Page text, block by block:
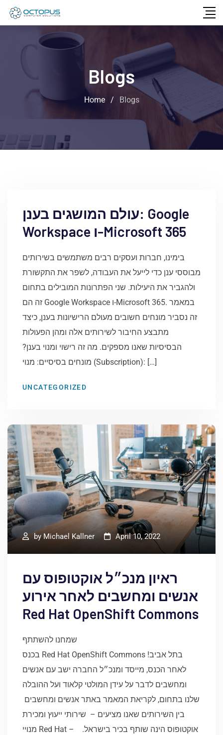
Blogs
Home / Blogs
עולם המושגים בענן: Google
Workspace ו-Microsoft 365
בימינו, חברות ועסקים רבים משתמשים בשירותים
מבוססי ענן כדי לייעל את העבודה, לשפר את התקשורת
ולהגביר את היעילות. שני הפתרונות המובילים בתחום
זה הם Google Workspace ו-Microsoft 365. במאמר
זה נסביר מונחים חשובים מעולם הרישיונות בענן, כיצד
מתבצע החיבור לשירותים אלה ומהן הפעולות
הבסיסיות שאנו מספקים. מה זה רישוי ומנוי בענן?
מונחים בסיסיים: מנוי (Subscription): […]
UNCATEGORIZED
by Michael Kallner April 10, 2022
ראיון מנכ״ל אוקטופוס עם
אנשים ומחשבים לאחר אירוע
Red Hat OpenShift Commons
שמחנו להשתתף
בכנס Red Hat OpenShift Commons בתל אביב!
לאחר הכנס, מייסד ומנכ״ל החברה ישב עם אנשים
ומחשבים לדבר על עידן המולטי קלאוד ועל ההובלה
שלנו בתחום, לקריאת המאמר באתר אנשים ומחשבים ​​​​​​​
בין השירותים שאנו מציעים – שירותי ייעוץ ומכירת
מנויי Red Hat – אוקטופוס הינה שותף בכיר בישראל.